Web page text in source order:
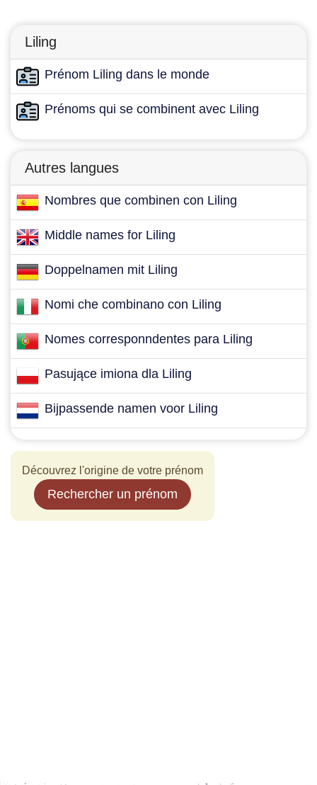
Liling
Prénom Liling dans le monde
Prénoms qui se combinent avec Liling
Autres langues
Nombres que combinen con Liling
Middle names for Liling
Doppelnamen mit Liling
Nomi che combinano con Liling
Nomes corresponndentes para Liling
Pasujące imiona dla Liling
Bijpassende namen voor Liling
Découvrez l'origine de votre prénom
Rechercher un prénom